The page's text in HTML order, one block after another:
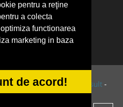
pentru a reţine
a colecta
functionarea
marketing in baza
de acord!
VilonMedia&Tokaido Consult -